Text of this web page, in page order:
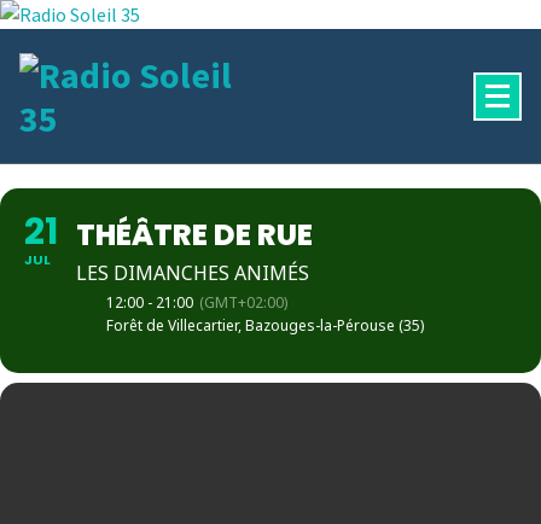
Aller
contenu
21
JUL
THÉÂTRE DE RUE
LES DIMANCHES ANIMÉS
12:00 - 21:00 (GMT+02:00)
Forêt de Villecartier, Bazouges-la-Pérouse (35)